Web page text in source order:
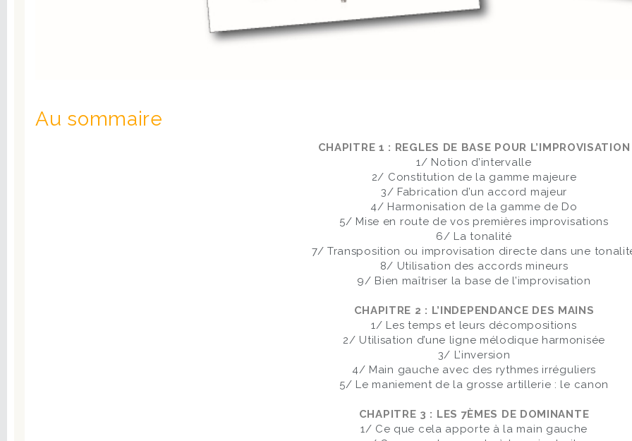
Au sommaire
CHAPITRE 1 : REGLES DE BASE POUR L’IMPROVISATION
1/ Notion d’intervalle
2/ Constitution de la gamme majeure
3/ Fabrication d’un accord majeur
4/ Harmonisation de la gamme de Do
5/ Mise en route de vos premières improvisations
6/ La tonalité
7/ Transposition ou improvisation directe dans une
8/ Utilisation des accords mineurs
9/ Bien maîtriser la base de l’improvisation
CHAPITRE 2 : L’INDEPENDANCE DES MAINS
1/ Les temps et leurs décompositions
2/ Utilisation d’une ligne mélodique harmonisée
3/ L’inversion
4/ Main gauche avec des rythmes irréguliers
5/ Le maniement de la grosse artillerie : le canon
CHAPITRE 3 : LES 7ÈMES DE DOMINANTE
1/ Ce que cela apporte à la main gauche